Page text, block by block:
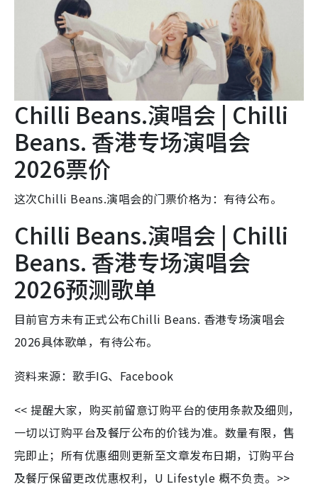
Chilli Beans.演唱会 | Chilli
Beans. 香港专场演唱会
2026票价
这次Chilli Beans.演唱会的门票价格为：有待公布。
Chilli Beans.演唱会 | Chilli
Beans. 香港专场演唱会
2026预测歌单
目前官方未有正式公布Chilli Beans. 香港专场演唱会
2026具体歌单，有待公布。
资料来源：歌手IG、Facebook
<< 提醒大家，购买前留意订购平台的使用条款及细则，
一切以订购平台及餐厅公布的价钱为准。数量有限，售
完即止；所有优惠细则更新至文章发布日期，订购平台
及餐厅保留更改优惠权利，U Lifestyle 概不负责。>>